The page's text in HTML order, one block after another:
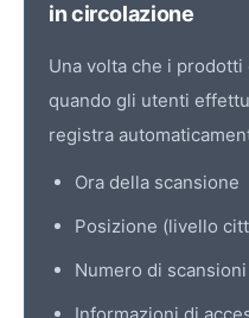
in circolazione
Una volta che i
quando gli utenti
registra
Ora della scansione
Posizione (livello
Numero di scansioni